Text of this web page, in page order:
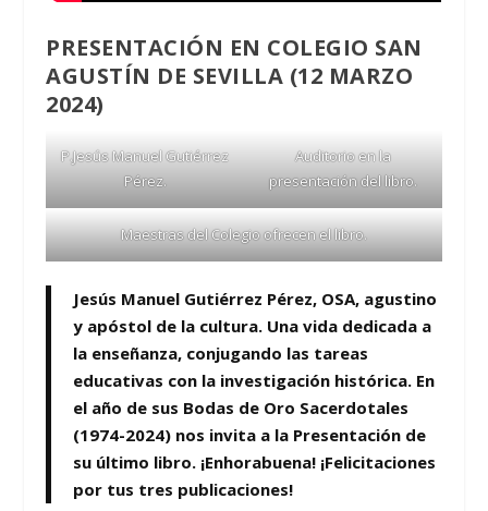
PRESENTACIÓN EN COLEGIO SAN
AGUSTÍN DE SEVILLA (12 MARZO
2024)
P.Jesús Manuel Gutiérrez
Pérez.
Auditorio en la
presentación del libro.
Maestras del Colegio ofrecen el libro.
Jesús Manuel Gutiérrez Pérez, OSA, agustino
y apóstol de la cultura. Una vida dedicada a
la enseñanza, conjugando las tareas
educativas con la investigación histórica. En
el año de sus Bodas de Oro Sacerdotales
(1974-2024) nos invita a la Presentación de
su último libro. ¡Enhorabuena! ¡Felicitaciones
por tus tres publicaciones!